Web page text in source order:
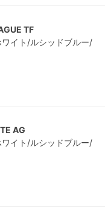
TF
ワイト/ルシッドブルー/
AG
ワイト/ルシッドブルー/